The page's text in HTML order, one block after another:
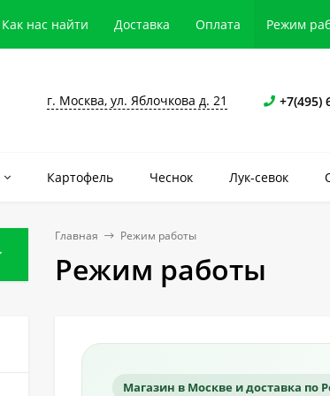
Как нас найти Доставка Оплата Режим
г. Москва, ул. Яблочкова д. 21 +7(495)
Картофель Чеснок Лук-севок
Главная Режим работы
Режим работы
Магазин в Москве и доставка по